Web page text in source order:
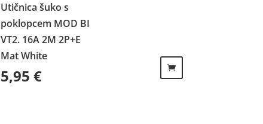
Utičnica šuko s
poklopcem MOD BI
VT2. 16A 2M 2P+E
Mat White
5,95 €